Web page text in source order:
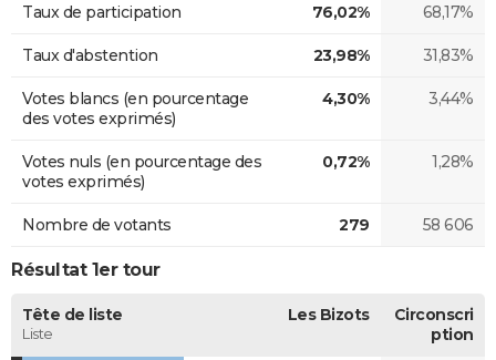
Taux de participation 76,02% 68,17%
Taux d'abstention 23,98% 31,83%
Votes blancs (en pourcentage
des votes exprimés)
4,30% 3,44%
Votes nuls (en pourcentage des
votes exprimés)
0,72% 1,28%
Nombre de votants 279 58 606
Résultat 1er tour
Tête de liste
Liste
Les Bizots
Circonscri
ption